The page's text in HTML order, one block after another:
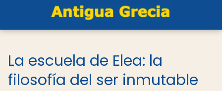
La escuela de Elea: la
filosofía del ser inmutable